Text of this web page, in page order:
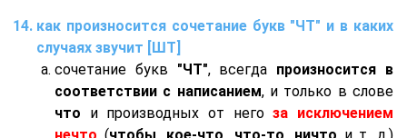
как произносится сочетание букв "ЧТ" и в каких
случаях звучит [ШТ]
сочетание букв "ЧТ", всегда произносится в
соответствии с написанием, и только в слове
что и производных от негоза исключением